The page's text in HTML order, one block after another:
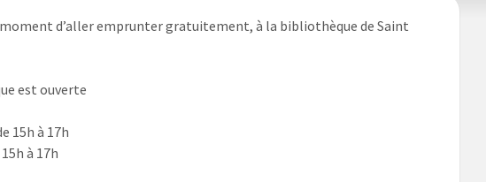
moment d’aller emprunter gratuitement, à la bibliothèque de Saint
est ouverte
15h à 17h
à 17h